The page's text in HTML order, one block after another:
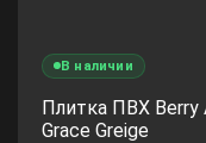
В наличии
Плитка ПВХ Berry
Grace Greige